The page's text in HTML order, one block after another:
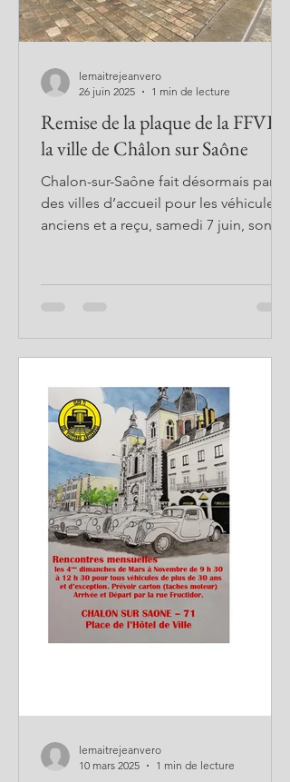
Remise de la plaque de la FFVE à
la ville de Châlon sur Saône
Chalon-sur-Saône fait désormais partie
des villes d’accueil pour les véhicules
anciens et a reçu, samedi 7 juin, son
lemaitrejeanvero
26 juin 2025
1 min de lecture
lemaitrejeanvero
10 mars 2025
1 min de lecture